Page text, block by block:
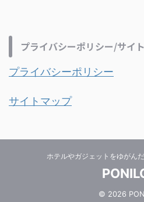
プライバシーポリシー/サイ
プライバシーポリシー
サイトマップ
ホテルやガジェットをゆがん
© 2026